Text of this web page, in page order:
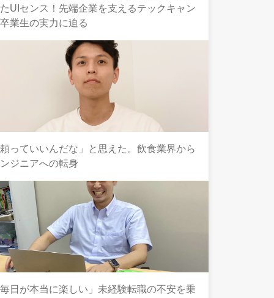
UIセンス！先端企業を支えるテックキャン
業生の実力に迫る
っていいんだな」と思えた。飲食業界から
ジニアへの転身
日が本当に楽しい」未経験転職の不安を乗